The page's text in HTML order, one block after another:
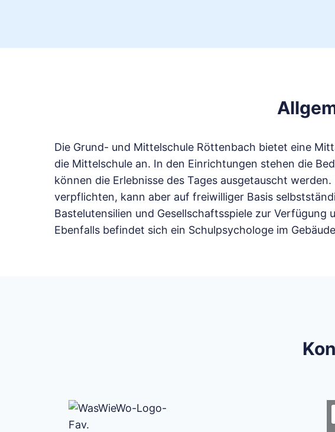
Die Grund- und Mittelschule Röttenbach bietet eine
die Mittelschule an. In den Einrichtungen stehen die
können die Erlebnisse des Tages ausgetauscht
verpflichten, kann aber auf freiwilliger Basis
Bastelutensilien und Gesellschaftsspiele zur
Ebenfalls befindet sich ein Schulpsychologe im